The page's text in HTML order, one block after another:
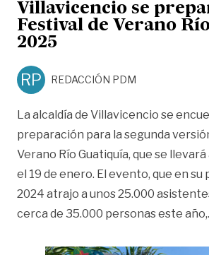
Villavicencio se
Festival de Verano
2025
RP REDACCIÓN PDM
La alcaldía de Villavicencio se
preparación para la segunda
Verano Río Guatiquía, que se
el 19 de enero. El evento, que en
2024 atrajo a unos 25.000
cerca de 35.000 personas este año,